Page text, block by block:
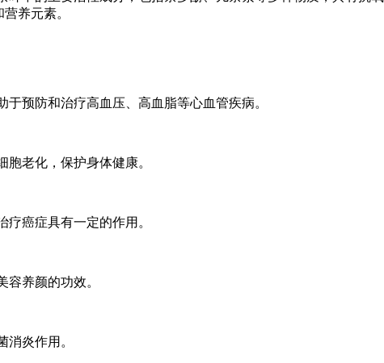
养元素。
预防和治疗高血压、高血脂等心血管疾病。
老化，保护身体健康。
癌症具有一定的作用。
养颜的功效。
炎作用。